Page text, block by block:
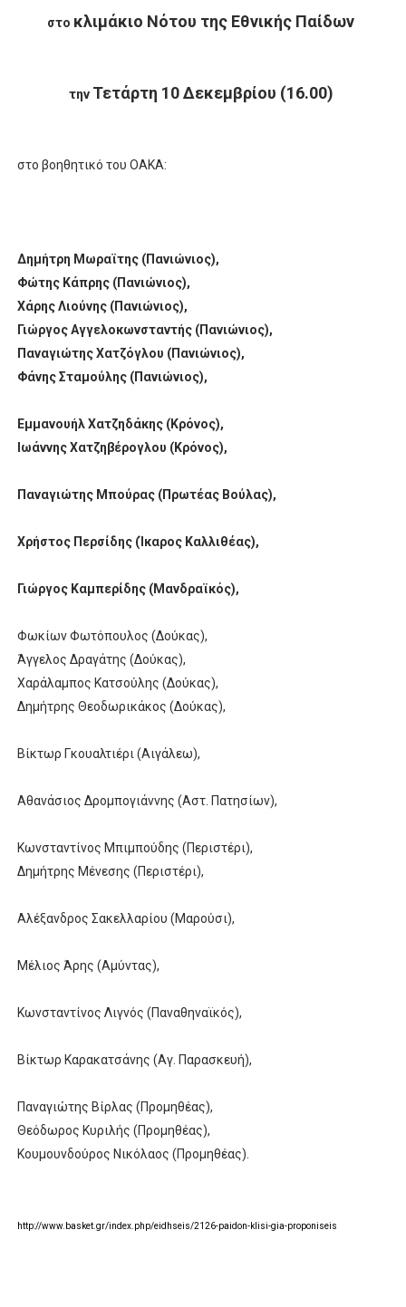
στο κλιμάκιο Νότου της Εθνικής Παίδων
την Τετάρτη 10 Δεκεμβρίου (16.00)
στο βοηθητικό του ΟΑΚΑ:
Δημήτρη Μωραϊτης (Πανιώνιος),
Φώτης Κάπρης (Πανιώνιος),
Χάρης Λιούνης (Πανιώνιος),
Γιώργος Αγγελοκωνσταντής (Πανιώνιος),
Παναγιώτης Χατζόγλου (Πανιώνιος),
Φάνης Σταμούλης (Πανιώνιος),
Εμμανουήλ Χατζηδάκης (Κρόνος),
Ιωάννης Χατζηβέρογλου (Κρόνος),
Παναγιώτης Μπούρας (Πρωτέας Βούλας),
Χρήστος Περσίδης (Ίκαρος Καλλιθέας),
Γιώργος Καμπερίδης (Μανδραϊκός),
Φωκίων Φωτόπουλος (Δούκας),
Άγγελος Δραγάτης (Δούκας),
Χαράλαμπος Κατσούλης (Δούκας),
Δημήτρης Θεοδωρικάκος (Δούκας),
Βίκτωρ Γκουαλτιέρι (Αιγάλεω),
Αθανάσιος Δρομπογιάννης (Αστ. Πατησίων),
Κωνσταντίνος Μπιμπούδης (Περιστέρι),
Δημήτρης Μένεσης (Περιστέρι),
Αλέξανδρος Σακελλαρίου (Μαρούσι),
Μέλιος Άρης (Αμύντας),
Κωνσταντίνος Λιγνός (Παναθηναϊκός),
Βίκτωρ Καρακατσάνης (Αγ. Παρασκευή),
Παναγιώτης Βίρλας (Προμηθέας),
Θεόδωρος Κυριλής (Προμηθέας),
Κουμουνδούρος Νικόλαος (Προμηθέας).
http://www.basket.gr/index.php/eidhseis/2126-paidon-klisi-gia-proponiseis